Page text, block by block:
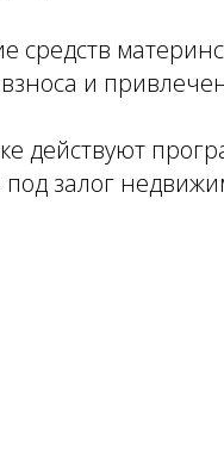
средств
и
действуют
залог